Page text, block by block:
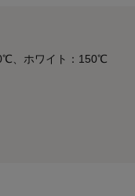
、ホワイト：150℃